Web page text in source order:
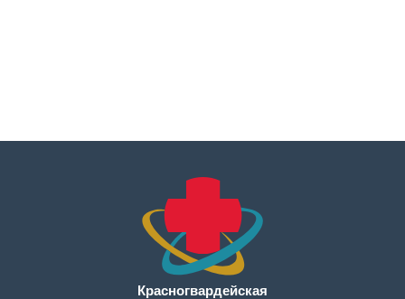
Красногвардейская